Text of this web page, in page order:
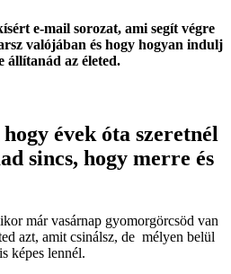
e-mail sorozat, ami segít végre
valójában és hogy hogyan indulj
állítanád az életed.
évek óta szeretnél
sincs, hogy merre és
már vasárnap gyomorgörcsöd van
azt, amit csinálsz, de mélyen belül
képes lennél.